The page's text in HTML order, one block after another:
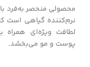
محصولی منحصر به‌فرد با
نرم‌کننده گیاهی است
لطافت ویژه‌ای همراه
پوست و مو می‌بخشد.